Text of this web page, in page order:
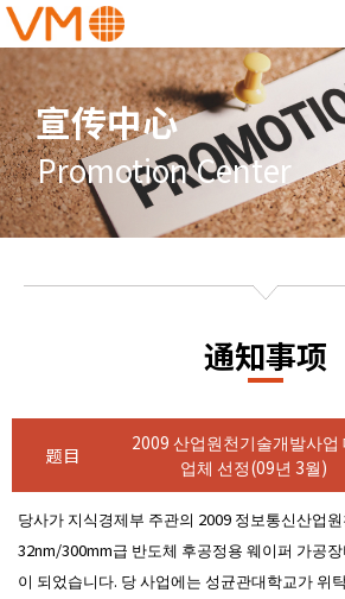
宣传中心
Promotion Center
通知事项
题目
2009 산업원천기술개발사업
업체 선정(09년 3월)
당사가 지식경제부 주관의 2009 정보통신산업
32nm/300mm급 반도체 후공정용 웨이퍼 가공
이 되었습니다. 당 사업에는 성균관대학교가 위